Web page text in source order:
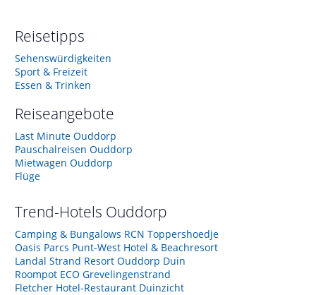
Reisetipps
Sehenswürdigkeiten
Sport & Freizeit
Essen & Trinken
Reiseangebote
Last Minute Ouddorp
Pauschalreisen Ouddorp
Mietwagen Ouddorp
Flüge
Trend-Hotels Ouddorp
Camping & Bungalows RCN Toppershoedje
Oasis Parcs Punt-West Hotel & Beachresort
Landal Strand Resort Ouddorp Duin
Roompot ECO Grevelingenstrand
Fletcher Hotel-Restaurant Duinzicht